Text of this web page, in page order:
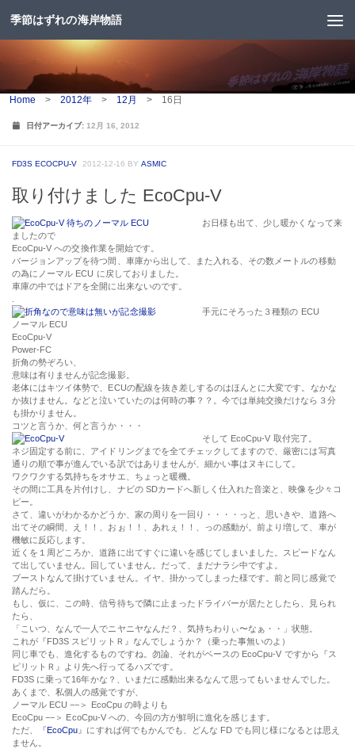
コンテンツへスキップ
季節はずれの海岸物語
Home > 2012年 > 12月 > 16日
日付アーカイブ:12月 16, 2012
FD3S ECOCPU-V 2012-12-16 BYASMIC
取り付けました EcoCpu-V
お日様も出て、少し暖かくなって来
ましたので
EcoCpu-V への交換作業を開始です。
バージョンアップを待つ間、車庫から出して、また入れる、その数メートルの移動
の為にノーマル ECU に戻しておりました。
車庫の中ではドアを全開に出来ないのです。
手元にそろった３種類の ECU
ノーマル ECU
EcoCpu-V
Power-FC
折角の勢ぞろい、
意味は有りませんが記念撮影。
老体にはキツイ体勢で、ECUの配線を抜き差しするのはほんとに大変です。なかな
か抜けません。などと泣いていたのは何時の事？？。今では単純交換だけなら３分
も掛かりません。
コツと言うか、何と言うか・・・
そして EcoCpu-V 取付完了。
ネジ固定する前に、アイドリングまでを全てチェックしてますので、厳密には写真
通りの順で事が進んでいる訳ではありませんが、細かい事はヌキにして。
ワクワクする気持ちをオサエ、ちょっと暖機。
その間に工具を片付けし、ナビの SDカードへ新しく仕入れた音楽と、映像を少々コ
ピー。
さて、違いがわかるかどうか、家の周りを一回り・・・・っと、思いきや、道路へ
出てその瞬間、え！！、おぉ！！、あれぇ！！、っの感動が。前より増して、車が
機敏に反応します。
近くを１周どころか、道路に出てすぐに違いを感じてしまいました。スピードなん
て出していません。回していません。だって、まだナラシ中ですよ。
ブーストなんて掛けていません。イヤ、掛かってしまった様です。前と同じ感覚で
踏んだら。
もし、仮に、この時、信号待ちで隣に止まったドライバーが居たとしたら、見られ
たら、
「こいつ、なんで一人でニヤニヤなんだ？、気持ちわりぃ〜なぁ・・」状態。
これが『FD3S スピリットＲ』なんでしょうか？（乗った事無いのよ）
同じ車でも、進化するものですね。勿論、それがベースの EcoCpu-V ですから『ス
ピリットＲ』より先へ行ってるハズです。
FD3S に乗って16年かな？、いまだに感動出来るなんて思ってもいませんでした。
あくまで、私個人の感覚ですが、
ノーマル ECU −−＞ EcoCpu の時よりも
EcoCpu −−＞ EcoCpu-V への、今回の方が鮮明に進化を感じます。
ただ、『 EcoCpu 』にすれば何でもかんでも、どんな FD でも同じ様になるとは思え
ません。